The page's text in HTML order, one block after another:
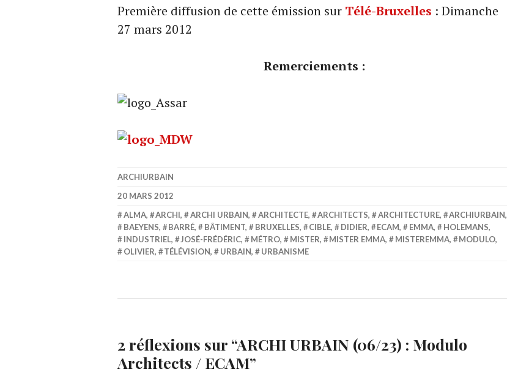
Première diffusion de cette émission sur Télé-Bruxelles : Dimanche
27 mars 2012
Remerciements :
ARCHIURBAIN
20 MARS 2012
ALMA, ARCHI, ARCHI URBAIN, ARCHITECTE, ARCHITECTS, ARCHITECTURE, ARCHIURBAIN,
BAEYENS, BARRÉ, BÂTIMENT, BRUXELLES, CIBLE, DIDIER, ECAM, EMMA, HOLEMANS,
INDUSTRIEL, JOSÉ-FRÉDÉRIC, MÉTRO, MISTER, MISTER EMMA, MISTEREMMA, MODULO,
OLIVIER, TÉLÉVISION, URBAIN, URBANISME
2 réflexions sur “ARCHI URBAIN (06/23) : Modulo
Architects / ECAM”